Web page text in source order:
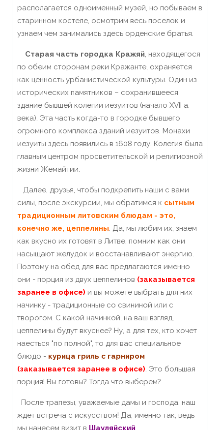
располагается одноименный музей, но побываем в
старинном костеле, осмотрим весь поселок и
узнаем чем занимались здесь орденские братья.
Старая часть городка Кражяй, находящегося
по обеим сторонам реки Кражанте, охраняется
как ценность урбанистической культуры. Один из
исторических памятников – сохранившееся
здание бывшей колегии иезуитов (начало XVII a.
века). Эта часть когда-то в городке бывшего
огромного комплекса зданий иезуитов. Монахи
иезуиты здесь появились в 1608 году. Колегия была
главным центром просветительской и религиозной
жизни Жемайтии.
Далее, друзья, чтобы подкрепить наши с вами
силы, после экскурсии, мы обратимся к сытным
традиционным литовским блюдам - это,
конечно же, цеппелины. Да, мы любим их, знаем
как вкусно их готовят в Литве, помним как они
насыщают желудок и восстанавливают энергию.
Поэтому на обед для вас предлагаются именно
они - порция из двух цеппелинов (заказывается
заранее в офисе) и вы можете выбрать для них
начинку - традиционные со свининой или с
творогом. С какой начинкой, на ваш взгляд,
цеппелины будут вкуснее? Ну, а для тех, кто хочет
наесться "по полной", то для вас специальное
блюдо - курица гриль с гарниром
(заказывается заранее в офисе). Это большая
порция! Вы готовы? Тогда что выберем?
После трапезы, уважаемые дамы и господа, наш
ждет встреча с искусством! Да, именно так, ведь
мы нанесем визит в Шауляйский